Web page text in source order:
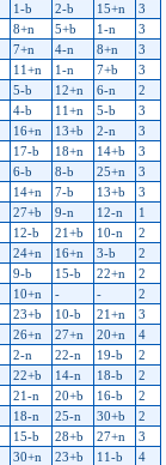
1-b 2-b 15+n
3
8+n 5+b 1-n
3
7+n 4-n 8+n
3
11+n 1-n 7+b
3
5-b 12+n 6-n
2
4-b 11+n 5-b
3
16+n 13+b 2-n
3
17-b 18+n 14+b
3
6-b 8-b 25+n
3
14+n 7-b 13+b
3
27+b 9-n 12-n
1
12-b 21+b 10-n
2
24+n 16+n 3-b
2
9-b 15-b 22+n
2
10+n - -
2
23+b 10-b 21+n
3
26+n 27+n 20+n
4
2-n 22-n 19-b
2
22+b 14-n 18-b
2
21-n 20+b 16-b
2
18-n 25-n 30+b
2
15-b 28+b 27+n
3
30+n 23+b 11-b
4